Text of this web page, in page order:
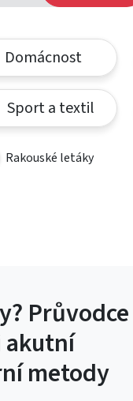
Domácnost
Sport a textil
Rakouské letáky
Průvodce
akutní
metody